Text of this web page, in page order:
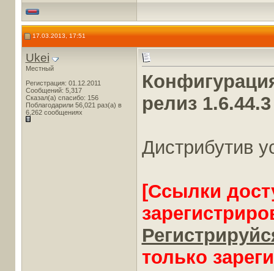
17.03.2013, 17:51
Ukei
Местный
Регистрация: 01.12.2011
Сообщений: 5,317
Сказал(а) спасибо: 156
Поблагодарили 56,021 раз(а) в
6,262 сообщениях
релиз
Дистрибутив
[Ссылки
только